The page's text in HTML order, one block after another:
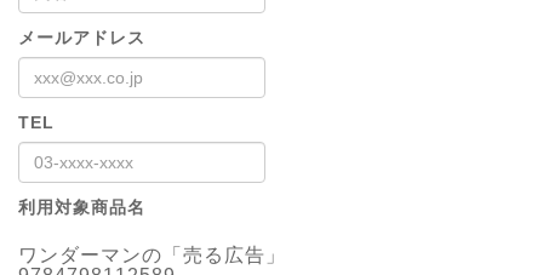
メールアドレス
TEL
利用対象商品名
ワンダーマンの「売る広告」